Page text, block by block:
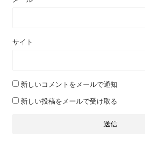
サイト
新しいコメントをメールで通知
新しい投稿をメールで受け取る